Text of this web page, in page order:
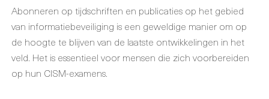
Abonneren op tijdschriften en publicaties op het gebied
van informatiebeveiliging is een geweldige manier om op
de hoogte te blijven van de laatste ontwikkelingen in het
veld. Het is essentieel voor mensen die zich voorbereiden
op hun CISM-examens.